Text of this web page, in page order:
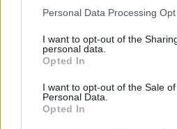
Please note that this website/app
not limited to your visit or usage
grant or deny consent to Google
use your data for below specified
consent section.
Personal Data Processing
I want to opt-out of the
personal data.
Opted In
I want to opt-out of the Sale
Personal Data.
Opted In
túl, miszerint a tavalyi évben
vonatkozó rész, ráadásul a
éppen biztatóan nyilatkozott